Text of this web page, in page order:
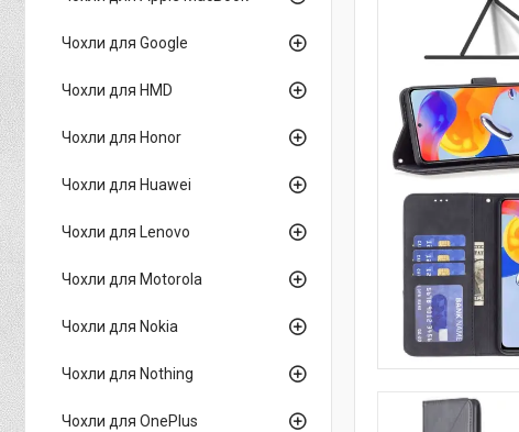
Чохли для Google
Чохли для HMD
Чохли для Honor
Чохли для Huawei
Чохли для Lenovo
Чохли для Motorola
Чохли для Nokia
Чохли для Nothing
Чохли для OnePlus